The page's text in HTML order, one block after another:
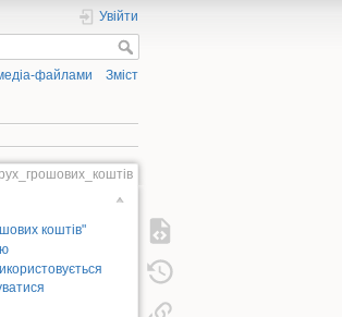
Увійти
файлами Зміст
коштів"